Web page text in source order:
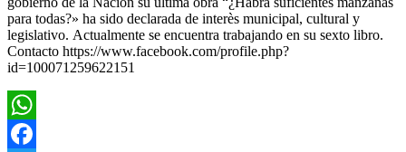
para todas?» ha sido declarada de interès municipal, cultural y
legislativo. Actualmente se encuentra trabajando en su sexto libro.
Contacto https://www.facebook.com/profile.php?
id=100071259622151
WhatsApp